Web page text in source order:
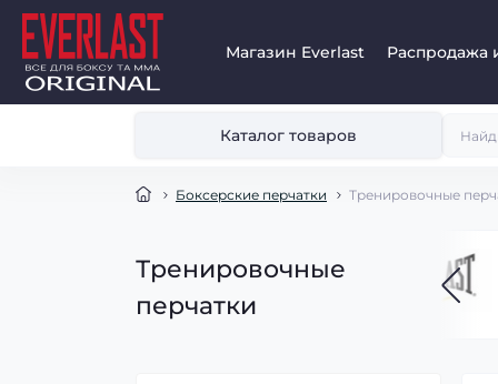
Магазин Everlast Распродажа
Каталог товаров
Боксерские перчатки Тренировочные
Тренировочные
перчатки